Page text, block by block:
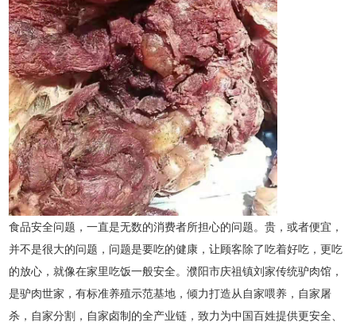
食品安全问题，一直是无数的消费者所担心的问题。贵，或者便宜，
并不是很大的问题，问题是要吃的健康，让顾客除了吃着好吃，更吃
的放心，就像在家里吃饭一般安全。濮阳市庆祖镇刘家传统驴肉馆，
是驴肉世家，有标准养殖示范基地，倾力打造从自家喂养，自家屠
杀，自家分割，自家卤制的全产业链，致力为中国百姓提供更安全、